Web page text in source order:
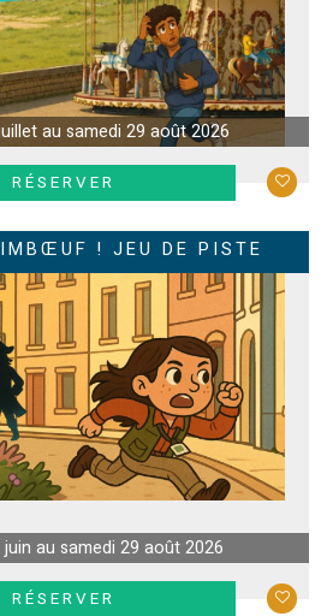
au samedi 29 août 2026
EN SAVOIR +
RÉSERVER
! JEU DE PISTE
au samedi 29 août 2026
EN SAVOIR +
RÉSERVER